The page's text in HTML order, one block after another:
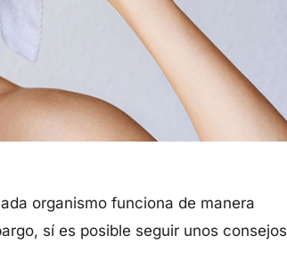
organismo funciona de manera
sí es posible seguir unos consejos